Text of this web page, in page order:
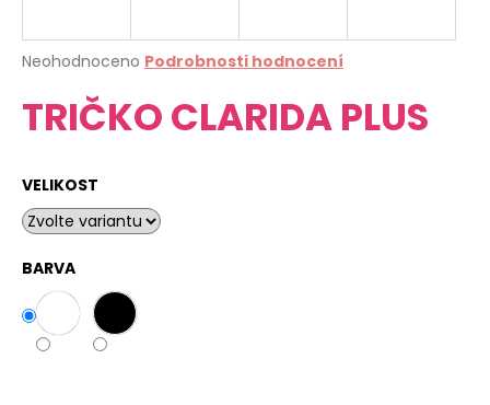
Průměrné
produktu
5
hvězdiček.
Neohodnoceno Podrobnosti hodnocení
TRIČKO CLARIDA PLUS
VELIKOST
BARVA
j
t
?
D